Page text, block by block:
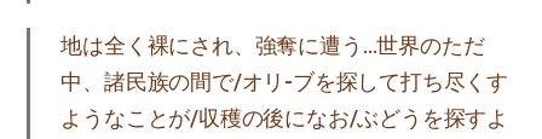
地は全く裸にされ、強奪に遭う…世界のただ
中、諸民族の間で/オリ-ブを探して打ち尽くす
ようなことが/収穫の後になお/ぶどうを探すよ